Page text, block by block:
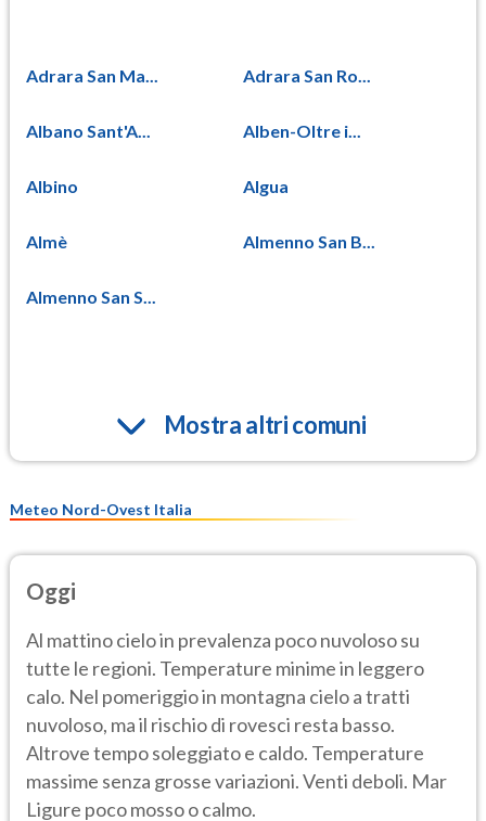
Adrara San Ma... Adrara San Ro...
Albano Sant'A... Alben-Oltre i...
Albino Algua
Almè Almenno San B...
Almenno San S...
Mostra altri comuni
Meteo Nord-Ovest Italia
Oggi
Al mattino cielo in prevalenza poco nuvoloso su
tutte le regioni. Temperature minime in leggero
calo. Nel pomeriggio in montagna cielo a tratti
nuvoloso, ma il rischio di rovesci resta basso.
Altrove tempo soleggiato e caldo. Temperature
massime senza grosse variazioni. Venti deboli. Mar
Ligure poco mosso o calmo.